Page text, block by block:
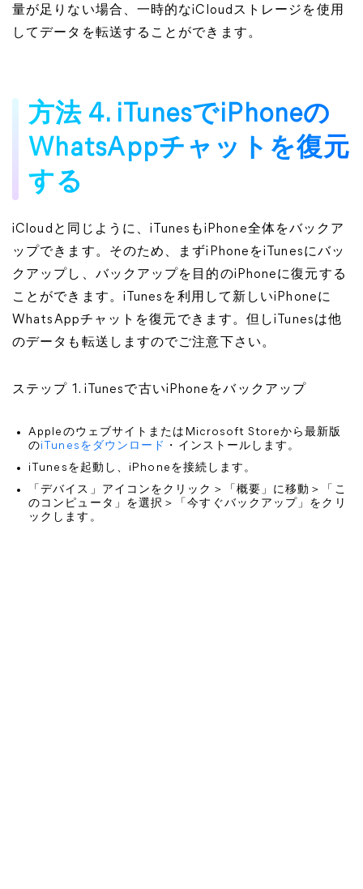
量が足りない場合、一時的なiCloudストレージを使用
してデータを転送することができます。
方法 4. iTunesでiPhoneの
WhatsAppチャットを復元
する
iCloudと同じように、iTunesもiPhone全体をバックア
ップできます。そのため、まずiPhoneをiTunesにバッ
クアップし、バックアップを目的のiPhoneに復元する
ことができます。iTunesを利用して新しいiPhoneに
WhatsAppチャットを復元できます。但しiTunesは他
のデータも転送しますのでご注意下さい。
ステップ 1. iTunesで古いiPhoneをバックアップ
AppleのウェブサイトまたはMicrosoft Storeから最新版
のiTunesをダウンロード ・インストールします。
iTunesを起動し、iPhoneを接続します。
「デバイス」アイコンをクリック＞「概要」に移動＞「こ
のコンピュータ」を選択＞「今すぐバックアップ」をクリ
ックします。